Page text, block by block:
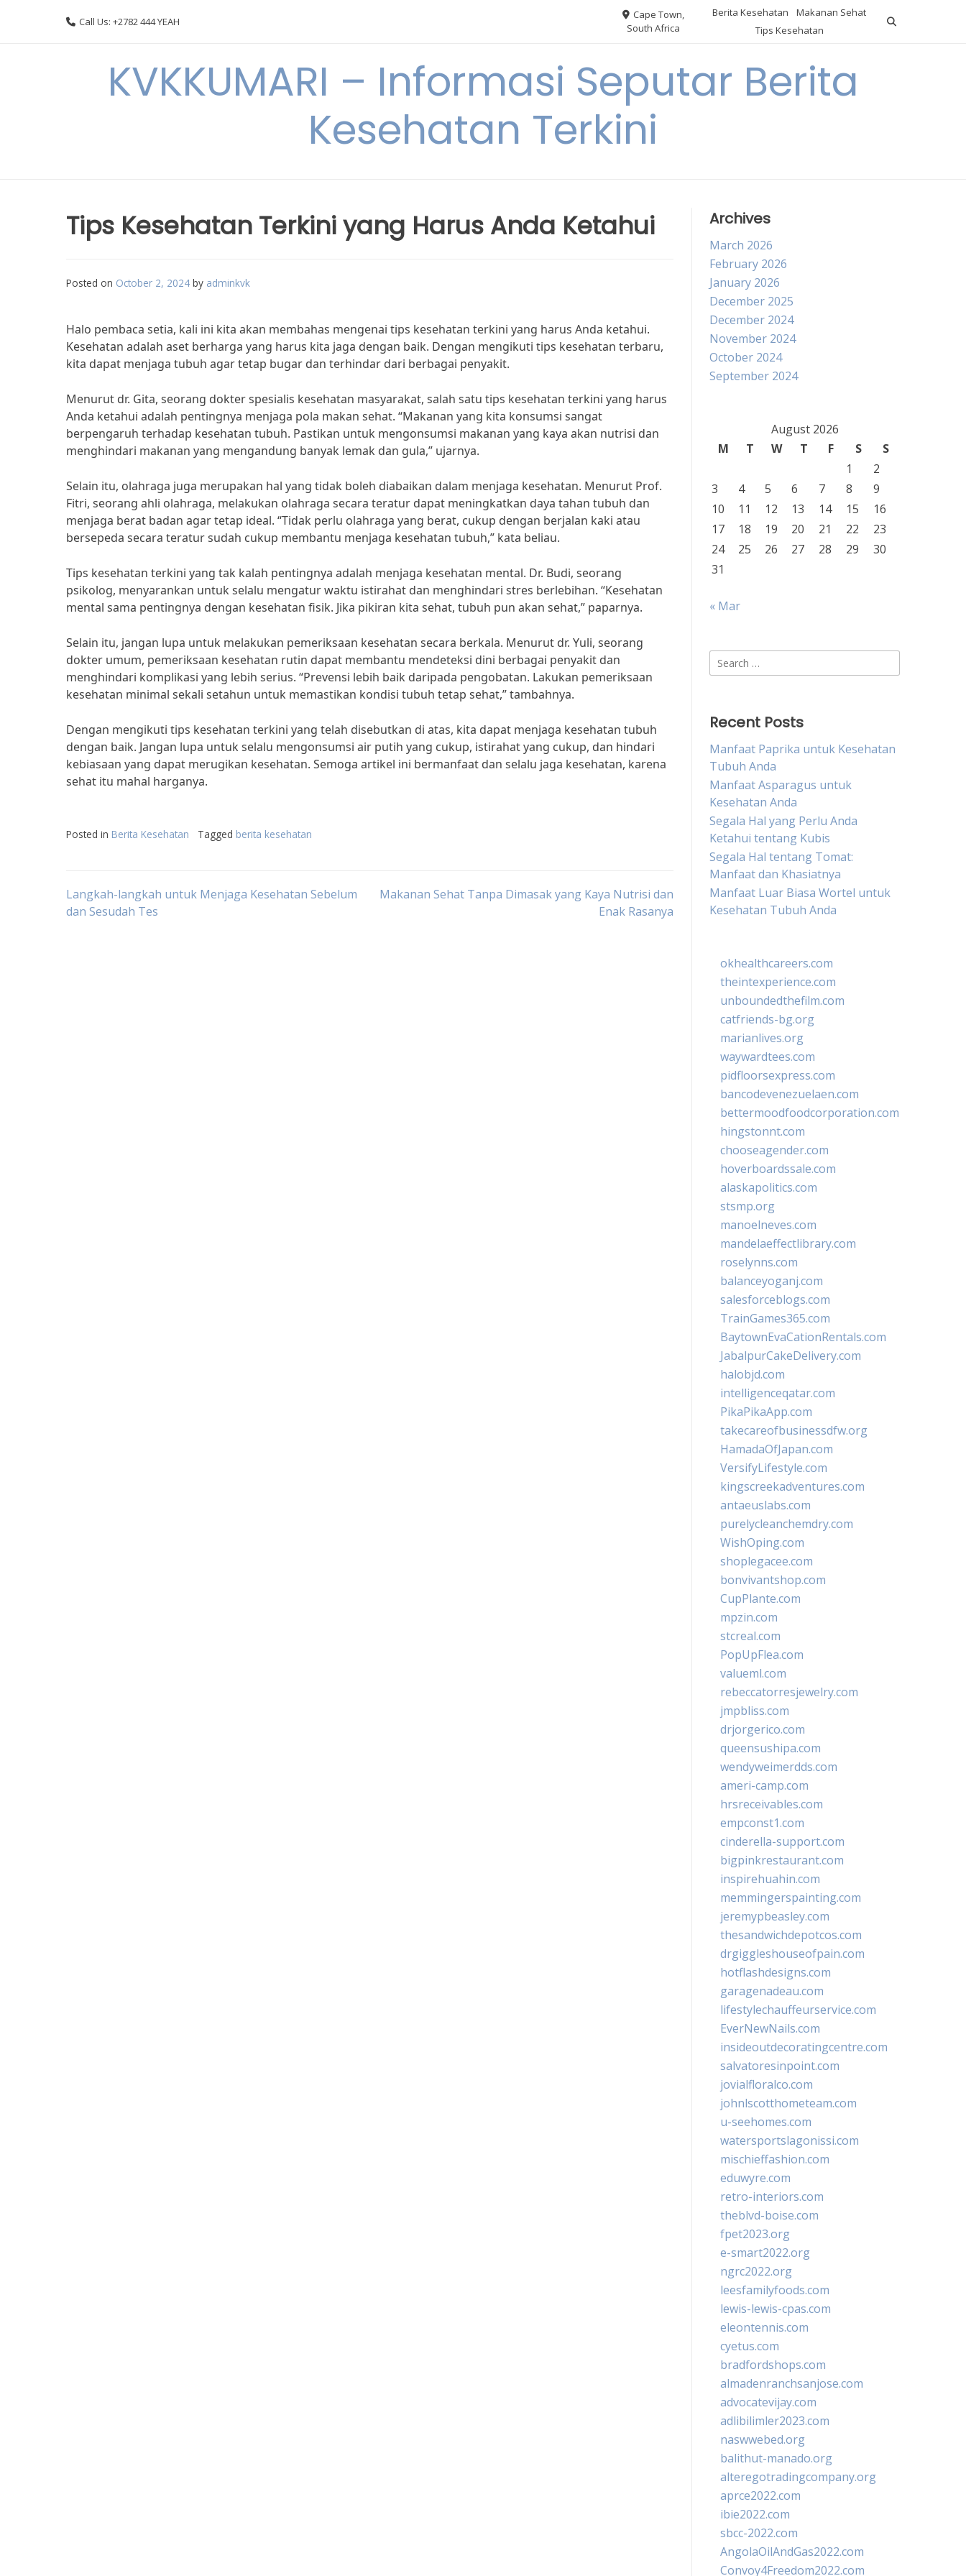
Call Us: +2782 444 YEAH
Cape Town,
South Africa
Berita Kesehatan
Makanan Sehat
Tips Kesehatan
KVKKUMARI – Informasi Seputar Berita
Kesehatan Terkini
Tips Kesehatan Terkini yang Harus Anda Ketahui
Posted on October 2, 2024 by adminkvk
Halo pembaca setia, kali ini kita akan membahas mengenai tips kesehatan terkini yang harus Anda ketahui.
Kesehatan adalah aset berharga yang harus kita jaga dengan baik. Dengan mengikuti tips kesehatan terbaru,
kita dapat menjaga tubuh agar tetap bugar dan terhindar dari berbagai penyakit.
Menurut dr. Gita, seorang dokter spesialis kesehatan masyarakat, salah satu tips kesehatan terkini yang harus
Anda ketahui adalah pentingnya menjaga pola makan sehat. “Makanan yang kita konsumsi sangat
berpengaruh terhadap kesehatan tubuh. Pastikan untuk mengonsumsi makanan yang kaya akan nutrisi dan
menghindari makanan yang mengandung banyak lemak dan gula,” ujarnya.
Selain itu, olahraga juga merupakan hal yang tidak boleh diabaikan dalam menjaga kesehatan. Menurut Prof.
Fitri, seorang ahli olahraga, melakukan olahraga secara teratur dapat meningkatkan daya tahan tubuh dan
menjaga berat badan agar tetap ideal. “Tidak perlu olahraga yang berat, cukup dengan berjalan kaki atau
bersepeda secara teratur sudah cukup membantu menjaga kesehatan tubuh,” kata beliau.
Tips kesehatan terkini yang tak kalah pentingnya adalah menjaga kesehatan mental. Dr. Budi, seorang
psikolog, menyarankan untuk selalu mengatur waktu istirahat dan menghindari stres berlebihan. “Kesehatan
mental sama pentingnya dengan kesehatan fisik. Jika pikiran kita sehat, tubuh pun akan sehat,” paparnya.
Selain itu, jangan lupa untuk melakukan pemeriksaan kesehatan secara berkala. Menurut dr. Yuli, seorang
dokter umum, pemeriksaan kesehatan rutin dapat membantu mendeteksi dini berbagai penyakit dan
menghindari komplikasi yang lebih serius. “Prevensi lebih baik daripada pengobatan. Lakukan pemeriksaan
kesehatan minimal sekali setahun untuk memastikan kondisi tubuh tetap sehat,” tambahnya.
Dengan mengikuti tips kesehatan terkini yang telah disebutkan di atas, kita dapat menjaga kesehatan tubuh
dengan baik. Jangan lupa untuk selalu mengonsumsi air putih yang cukup, istirahat yang cukup, dan hindari
kebiasaan yang dapat merugikan kesehatan. Semoga artikel ini bermanfaat dan selalu jaga kesehatan, karena
sehat itu mahal harganya.
Posted in Berita Kesehatan Tagged berita kesehatan
Post
Langkah-langkah untuk Menjaga Kesehatan Sebelum
dan Sesudah Tes
Makanan Sehat Tanpa Dimasak yang Kaya Nutrisi dan
Enak Rasanya
Archives
March 2026
February 2026
January 2026
December 2025
December 2024
November 2024
October 2024
September 2024
August 2026
M
T W T F S
S
1
2
3
4 5 6 7 8
9
10
11 12 13 14 15
16
17
18 19 20 21 22
23
24
25 26 27 28 29
30
31
« Mar
Search
for:
Recent Posts
Manfaat Paprika untuk Kesehatan
Tubuh Anda
Manfaat Asparagus untuk
Kesehatan Anda
Segala Hal yang Perlu Anda
Ketahui tentang Kubis
Segala Hal tentang Tomat:
Manfaat dan Khasiatnya
Manfaat Luar Biasa Wortel untuk
Kesehatan Tubuh Anda
okhealthcareers.com
theintexperience.com
unboundedthefilm.com
catfriends-bg.org
marianlives.org
waywardtees.com
pidfloorsexpress.com
bancodevenezuelaen.com
bettermoodfoodcorporation.com
hingstonnt.com
chooseagender.com
hoverboardssale.com
alaskapolitics.com
stsmp.org
manoelneves.com
mandelaeffectlibrary.com
roselynns.com
balanceyoganj.com
salesforceblogs.com
TrainGames365.com
BaytownEvaCationRentals.com
JabalpurCakeDelivery.com
halobjd.com
intelligenceqatar.com
PikaPikaApp.com
takecareofbusinessdfw.org
HamadaOfJapan.com
VersifyLifestyle.com
kingscreekadventures.com
antaeuslabs.com
purelycleanchemdry.com
WishOping.com
shoplegacee.com
bonvivantshop.com
CupPlante.com
mpzin.com
stcreal.com
PopUpFlea.com
valueml.com
rebeccatorresjewelry.com
jmpbliss.com
drjorgerico.com
queensushipa.com
wendyweimerdds.com
ameri-camp.com
hrsreceivables.com
empconst1.com
cinderella-support.com
bigpinkrestaurant.com
inspirehuahin.com
memmingerspainting.com
jeremypbeasley.com
thesandwichdepotcos.com
drgiggleshouseofpain.com
hotflashdesigns.com
garagenadeau.com
lifestylechauffeurservice.com
EverNewNails.com
insideoutdecoratingcentre.com
salvatoresinpoint.com
jovialfloralco.com
johnlscotthometeam.com
u-seehomes.com
watersportslagonissi.com
mischieffashion.com
eduwyre.com
retro-interiors.com
theblvd-boise.com
fpet2023.org
e-smart2022.org
ngrc2022.org
leesfamilyfoods.com
lewis-lewis-cpas.com
eleontennis.com
cyetus.com
bradfordshops.com
almadenranchsanjose.com
advocatevijay.com
adlibilimler2023.com
naswwebed.org
balithut-manado.org
alteregotradingcompany.org
aprce2022.com
ibie2022.com
sbcc-2022.com
AngolaOilAndGas2022.com
Convoy4Freedom2022.com